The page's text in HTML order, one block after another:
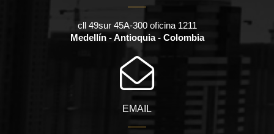
cll 49sur 45A-300 oficina 1211
Medellín - Antioquia - Colombia
EMAIL